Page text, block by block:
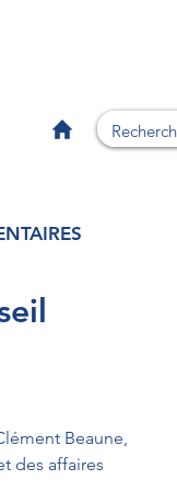
Beaune,
des affaires